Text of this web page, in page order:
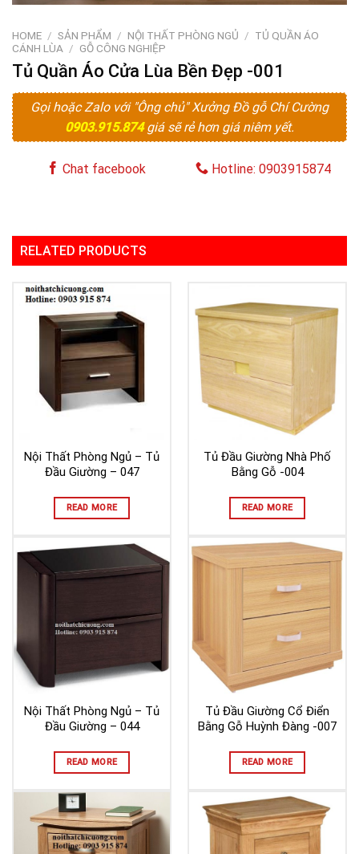
HOME / SẢN PHẨM / NỘI THẤT PHÒNG NGỦ / TỦ QUẦN ÁO
CÁNH LÙA / GỖ CÔNG NGHIỆP
Tủ Quần Áo Cửa Lùa Bền Đẹp -001
Gọi hoặc Zalo với "Ông chủ" Xưởng Đồ gỗ Chí Cường
0903.915.874giá sẽ rẻ hơn giá niêm yết.
Chat facebook Hotline: 0903915874
RELATED PRODUCTS
Nội Thất Phòng Ngủ – Tủ
Đầu Giường – 047
READ MORE
Tủ Đầu Giường Nhà Phố
Bằng Gỗ -004
READ MORE
Nội Thất Phòng Ngủ – Tủ
Đầu Giường – 044
READ MORE
Tủ Đầu Giường Cổ Điển
Bằng Gỗ Huỳnh Đàng -007
READ MORE